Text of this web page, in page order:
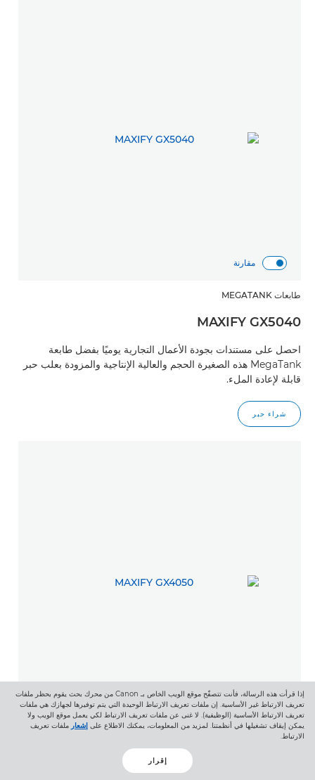
مقارنة
طابعات MEGATANK
MAXIFY GX5040
احصل على مستندات بجودة الأعمال التجارية يوميًا بفضل طابعة
MegaTank هذه الصغيرة الحجم والعالية الإنتاجية والمزودة بعلب حبر
قابلة لإعادة الملء.
شراء حبر
طابعات MEGATANK
إذا قرأت هذه الرسالة، فأنت تتصفّح موقع الويب الخاص بـ Canon من محرك بحث يقوم بحظر ملفات
تعريف الارتباط غير الأساسية. إن ملفات تعريف الارتباط الوحيدة التي يتم توفيرها لجهازك هي ملفات
تعريف الارتباط الأساسية (الوظيفية). لا غنى عن ملفات تعريف الارتباط لكي يعمل موقع الويب ولا
يمكن إيقاف تشغيلها في أنظمتنا. لمزيد من المعلومات، يمكنك الاطلاع على إشعار ملفات تعريف
الارتباط.
إقرار